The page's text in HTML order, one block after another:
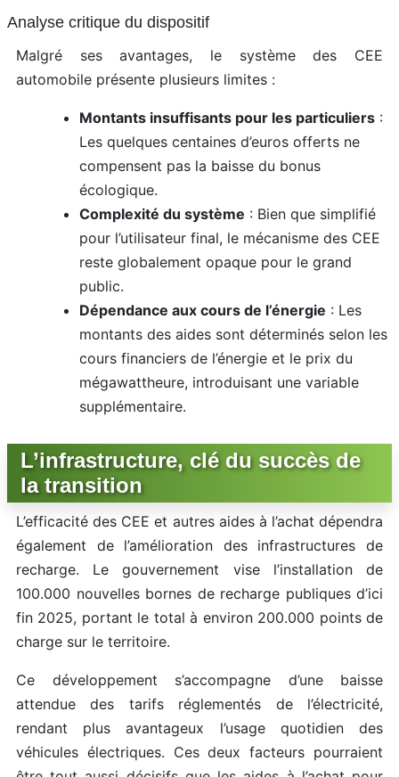
Analyse critique du dispositif
Malgré ses avantages, le système des CEE
automobile présente plusieurs limites :
Montants insuffisants pour les particuliers :
Les quelques centaines d’euros offerts ne
compensent pas la baisse du bonus
écologique.
Complexité du système : Bien que simplifié
pour l’utilisateur final, le mécanisme des CEE
reste globalement opaque pour le grand
public.
Dépendance aux cours de l’énergie : Les
montants des aides sont déterminés selon les
cours financiers de l’énergie et le prix du
mégawattheure, introduisant une variable
supplémentaire.
L’infrastructure, clé du succès de
la transition
L’efficacité des CEE et autres aides à l’achat dépendra
également de l’amélioration des infrastructures de
recharge. Le gouvernement vise l’installation de
100.000 nouvelles bornes de recharge publiques d’ici
fin 2025, portant le total à environ 200.000 points de
charge sur le territoire.
Ce développement s’accompagne d’une baisse
attendue des tarifs réglementés de l’électricité,
rendant plus avantageux l’usage quotidien des
véhicules électriques. Ces deux facteurs pourraient